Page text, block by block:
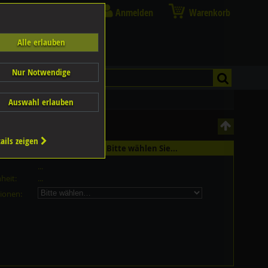
Anmelden Warenkorb
in 12 Grössen erhältlich - Bitte wählen Sie...
...
...
Alle erlauben
Nur Notwendige
Auswahl erlauben
zeigen